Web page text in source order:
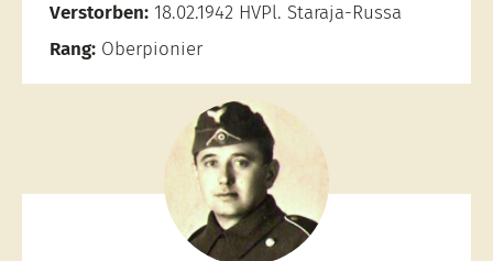
Verstorben: 18.02.1942 HVPl. Staraja-Russa
Rang: Oberpionier